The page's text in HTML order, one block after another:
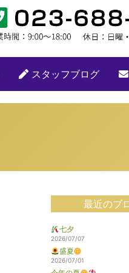
スタッフブログ
最近のブ
七夕
2026/07/07
盛夏
2026/07/01